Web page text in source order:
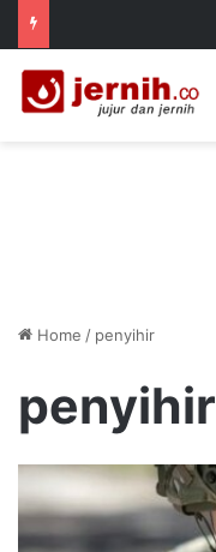
Home / penyihir
penyihir